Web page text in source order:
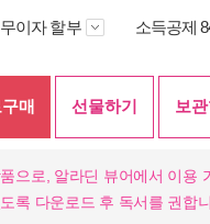
무이자 할부 소득공제
매 선물하기 보
으로, 알라딘 뷰어에서 이용
록 다운로드 후 독서를 권합